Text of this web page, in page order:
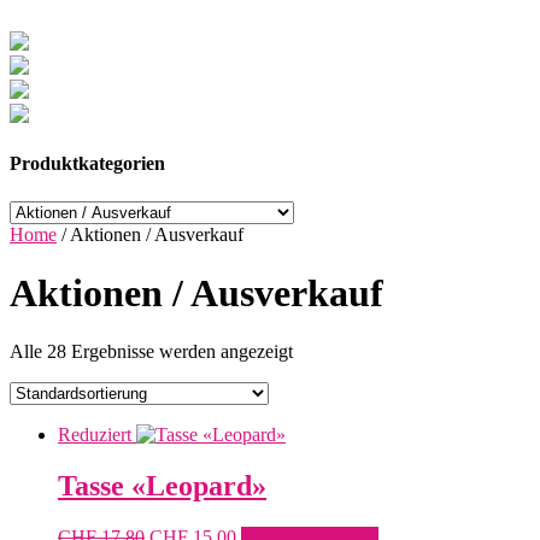
Produktkategorien
Home /Aktionen / Ausverkauf
Aktionen / Ausverkauf
Alle 28 Ergebnisse werden angezeigt
Reduziert
Tasse «Leopard»